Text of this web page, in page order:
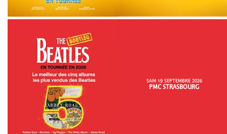
SAM 19 SEPTEMBRE 2026
PMC STRASBOURG